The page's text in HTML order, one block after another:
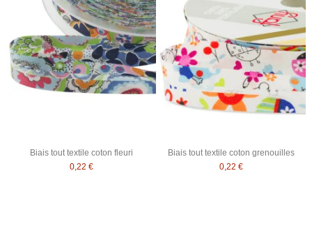
Biais tout textile coton fleuri
0,22 €
Biais tout textile coton grenouilles
0,22 €